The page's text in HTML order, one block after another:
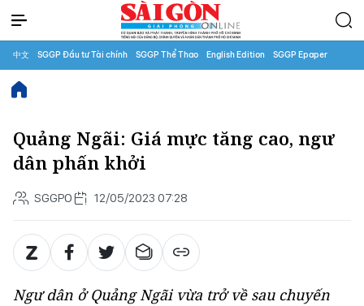
中文 SGGP Đầu tư Tài chính SGGP Thể Thao English Edition SGGP Epaper
Quảng Ngãi: Giá mực tăng cao, ngư
dân phấn khởi
SGGPO 12/05/2023 07:28
Ngư dân ở Quảng Ngãi vừa trở về sau chuyến